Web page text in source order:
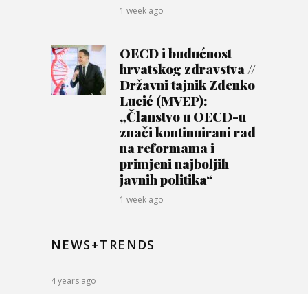
1 week ago
OECD i budućnost
hrvatskog zdravstva //
Državni tajnik Zdenko
Lucić (MVEP):
„Članstvo u OECD-u
znači kontinuirani rad
na reformama i
primjeni najboljih
javnih politika“
1 week ago
NEWS+TRENDS
4 years ago